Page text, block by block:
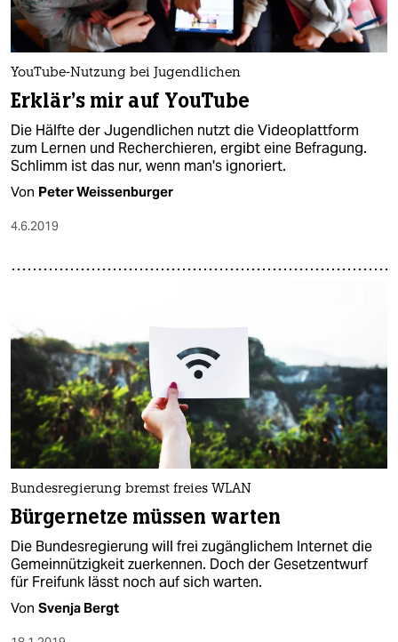
YouTube-Nutzung bei Jugendlichen
Erklär's mir auf YouTube
Die Hälfte der Jugendlichen nutzt die Videoplattform
zum Lernen und Recherchieren, ergibt eine Befragung.
Schlimm ist das nur, wenn man's ignoriert.
Von Peter Weissenburger
4.6.2019
Bundesregierung bremst freies WLAN
Bürgernetze müssen warten
Die Bundesregierung will frei zugänglichem Internet die
Gemeinnützigkeit zuerkennen. Doch der Gesetzentwurf
für Freifunk lässt noch auf sich warten.
Von Svenja Bergt